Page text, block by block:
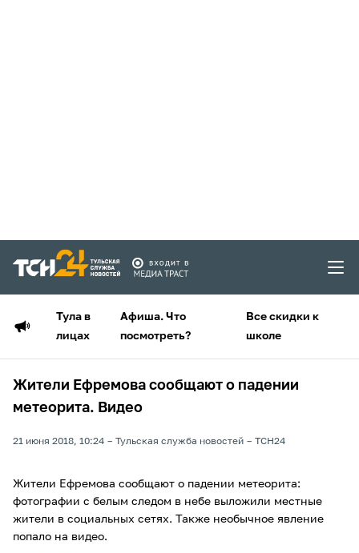
Тула в
лицах
Афиша. Что
посмотреть?
Все скидки к
школе
Жители Ефремова сообщают о падении
метеорита. Видео
21 июня 2018, 10:24 Тульская служба новостей ТСН24
Жители Ефремова сообщают о падении метеорита:
фотографии с белым следом в небе выложили местные
жители в социальных сетях. Также необычное явление
попало на видео.